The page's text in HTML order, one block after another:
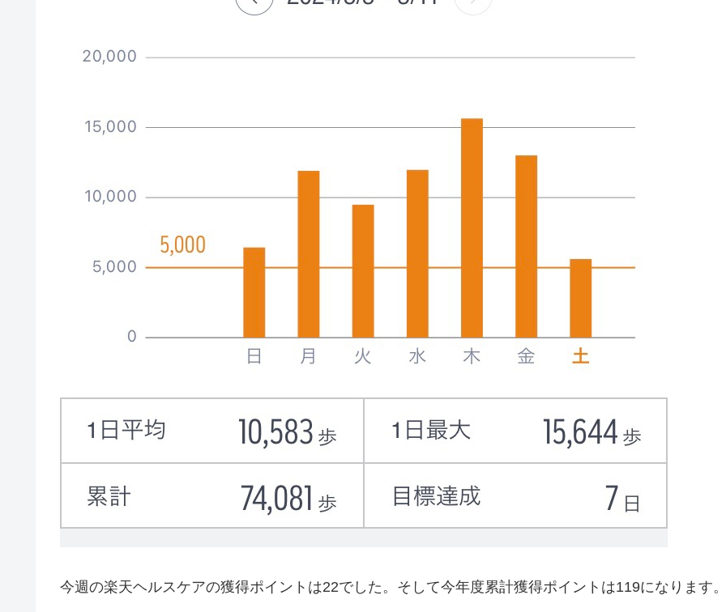
今週の楽天ヘルスケアの獲得ポイントは22でした。そして今年度累計獲得ポイントは119になります